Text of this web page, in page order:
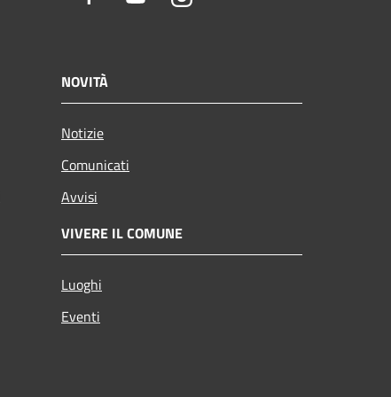
NOVITÀ
Notizie
Comunicati
Avvisi
VIVERE IL COMUNE
Luoghi
Eventi